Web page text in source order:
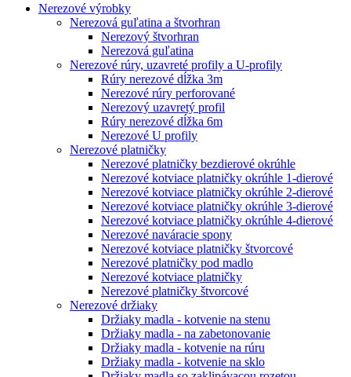
Nerezové výrobky
Nerezová guľatina a štvorhran
Nerezový štvorhran
Nerezová guľatina
Nerezové rúry, uzavreté profily a U-profily
Rúry nerezové dĺžka 3m
Nerezové rúry perforované
Nerezový uzavretý profil
Rúry nerezové dĺžka 6m
Nerezové U profily
Nerezové platničky
Nerezové platničky bezdierové okrúhle
Nerezové kotviace platničky okrúhle 1-dierové
Nerezové kotviace platničky okrúhle 2-dierové
Nerezové kotviace platničky okrúhle 3-dierové
Nerezové kotviace platničky okrúhle 4-dierové
Nerezové naváracie spony
Nerezové kotviace platničky štvorcové
Nerezové platničky pod madlo
Nerezové kotviace platničky
Nerezové platničky štvorcové
Nerezové držiaky
Držiaky madla - kotvenie na stenu
Držiaky madla - na zabetonovanie
Držiaky madla - kotvenie na rúru
Držiaky madla - kotvenie na sklo